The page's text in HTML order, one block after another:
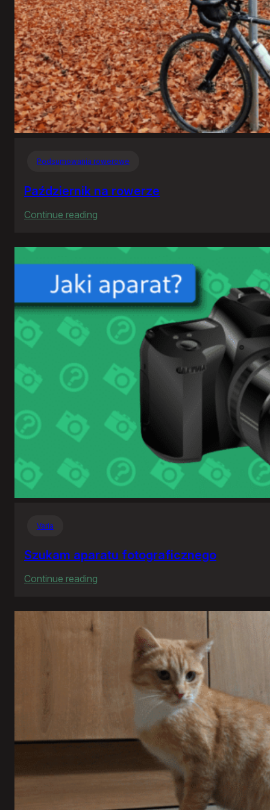
Podsumowania rowerowe
Październik na rowerze
Continue reading
na
rowerze
Varia
Szukam aparatu fotograficznego
Continue reading
aparatu
fotograficznego